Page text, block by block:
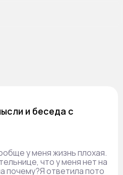
и беседа с
у меня жизнь плохая.
что у меня нет на
почему?Я ответила пото